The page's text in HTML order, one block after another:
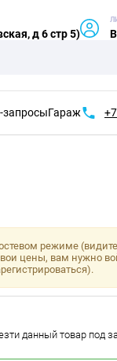
д 6 стр 5)
запросыГараж
режиме
цены, вам нужно
данный товар под